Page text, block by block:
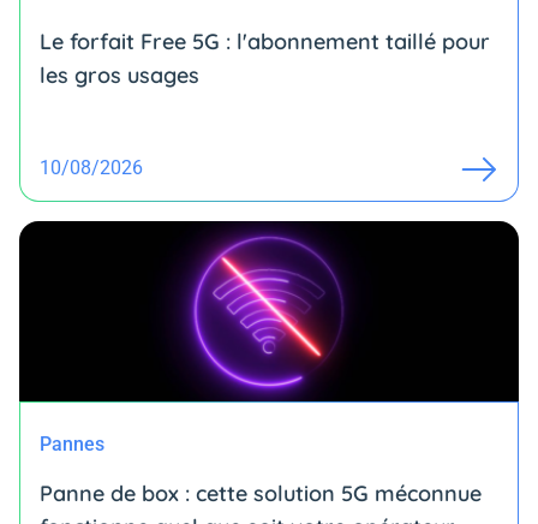
Le forfait Free 5G : l'abonnement taillé pour
les gros usages
10/08/2026
Pannes
Panne de box : cette solution 5G méconnue